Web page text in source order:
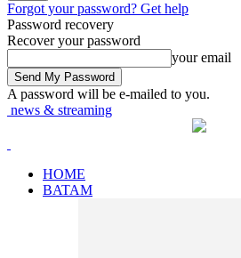
Forgot your password? Get help
Password recovery
Recover your password
your email
A password will be e-mailed to you.
news & streaming
HOME
BATAM